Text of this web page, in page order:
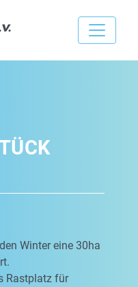
Winter eine 30ha
Rastplatz für